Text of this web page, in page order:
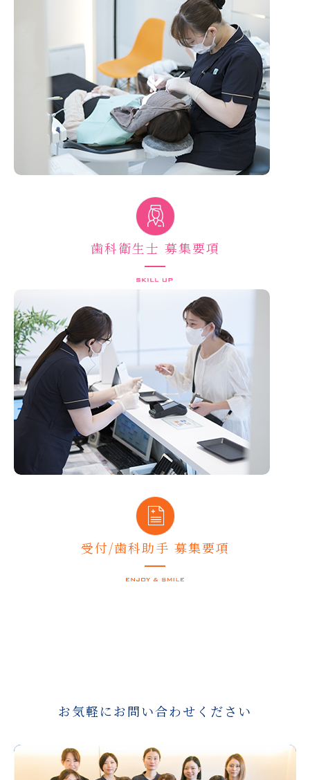
歯科衛生士 募集要項
受付/歯科助手 募集要項
お気軽にお問い合わせください